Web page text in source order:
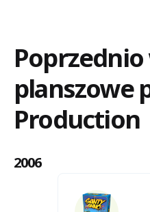
planszowe
Production
2006